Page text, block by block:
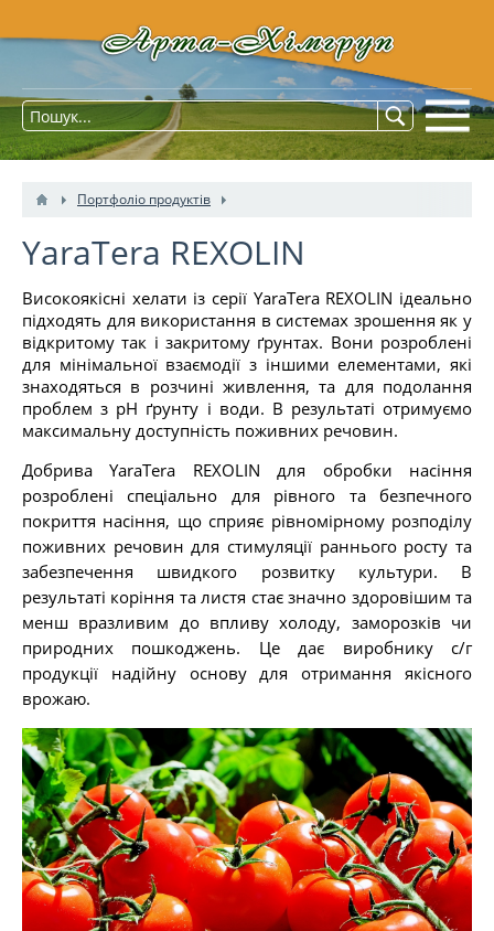
Портфоліо продуктів
YaraTera REXOLIN
Високоякісні хелати із серії YaraTera REXOLIN ідеально
підходять для використання в системах зрошення як у
відкритому так і закритому ґрунтах. Вони розроблені
для мінімальної взаємодії з іншими елементами, які
знаходяться в розчині живлення, та для подолання
проблем з pH ґрунту і води. В результаті отримуємо
максимальну доступність поживних речовин.
Добрива YaraTera REXOLIN для обробки насіння
розроблені спеціально для рівного та безпечного
покриття насіння, що сприяє рівномірному розподілу
поживних речовин для стимуляції раннього росту та
забезпечення швидкого розвитку культури. В
результаті коріння та листя стає значно здоровішим та
менш вразливим до впливу холоду, заморозків чи
природних пошкоджень. Це дає виробнику с/г
продукції надійну основу для отримання якісного
врожаю.